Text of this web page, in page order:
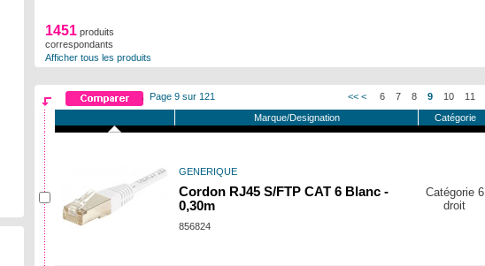
1451 produits
correspondants
Afficher tous les produits
Page 9 sur 121 << < 6 7 8 9 10 11
Marque/Designation
Catégorie
GENERIQUE
Cordon RJ45 S/FTP CAT 6 Blanc -
0,30m
856824
Catégorie 6
droit